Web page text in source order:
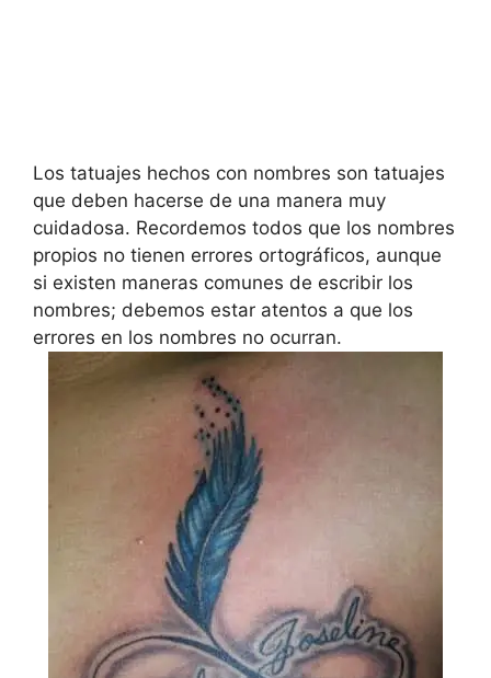
Los tatuajes hechos con nombres son tatuajes
que deben hacerse de una manera muy
cuidadosa. Recordemos todos que los nombres
propios no tienen errores ortográficos, aunque
si existen maneras comunes de escribir los
nombres; debemos estar atentos a que los
errores en los nombres no ocurran.